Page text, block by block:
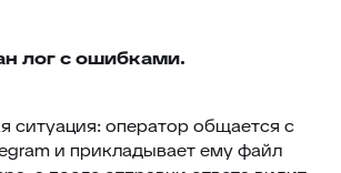
лог с ошибками.
ситуация: оператор общается с
и прикладывает ему файл